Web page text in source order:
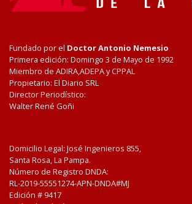
Fundado por el Doctor Antonio Nemesio
Primera edición: Domingo 3 de Mayo de 1992
Miembro de ADIRA,ADEPA y CPPAL
Propietario: El Diario SRL
Director Periodístico:
Walter René Goñi
Domicilio Legal: José Ingenieros 855,
Santa Rosa, La Pampa.
Número de Registro DNDA:
RL-2019-55551274-APN-DNDA#MJ
Edición # 9417